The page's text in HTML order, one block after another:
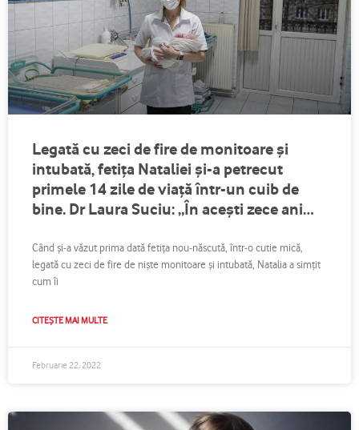
Legată cu zeci de fire de monitoare și
intubată, fetița Nataliei și-a petrecut
primele 14 zile de viață într-un cuib de
bine. Dr Laura Suciu: „În acești zece ani
simțit lipsa unui echipament de
încredere”
Când și-a văzut prima dată fetița nou-născută, într-o cutie mică,
legată cu zeci de fire de niște monitoare și intubată, Natalia a simțit
cum îi
CITEȘTE MAI MULTE
Februarie 22, 2022